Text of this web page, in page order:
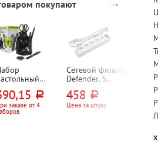
покупают
Costo, 13
10
черный
руб.
заказе от 4
Сетевой фильтр
Defender, 5
белый, 10А,
евровилка (CEE
458 руб.
Цена за штуку
м,920
1 150
Цена